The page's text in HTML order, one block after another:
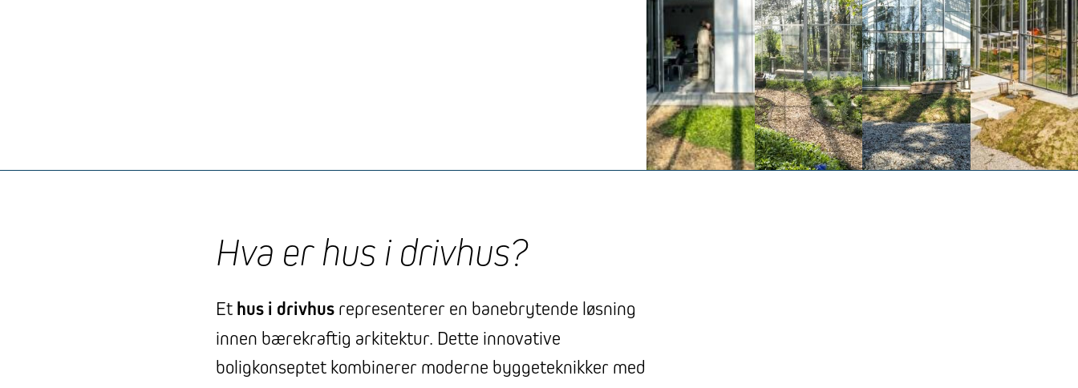
Hva er hus i drivhus?
Et hus i drivhusrepresenterer en banebrytende løsning
innen bærekraftig arkitektur. Dette innovative
boligkonseptet kombinerer moderne byggeteknikker med